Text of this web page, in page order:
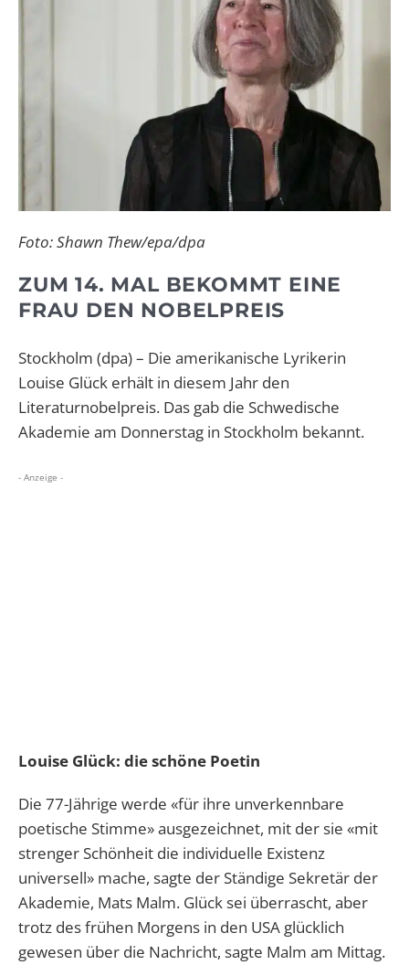
Foto: Shawn Thew/epa/dpa
ZUM 14. MAL BEKOMMT EINE
FRAU DEN NOBELPREIS
Stockholm (dpa) – Die amerikanische Lyrikerin
Louise Glück erhält in diesem Jahr den
Literaturnobelpreis. Das gab die Schwedische
Akademie am Donnerstag in Stockholm bekannt.
- Anzeige -
Louise Glück: die schöne Poetin
Die 77-Jährige werde «für ihre unverkennbare
poetische Stimme» ausgezeichnet, mit der sie «mit
strenger Schönheit die individuelle Existenz
universell» mache, sagte der Ständige Sekretär der
Akademie, Mats Malm. Glück sei überrascht, aber
trotz des frühen Morgens in den USA glücklich
gewesen über die Nachricht, sagte Malm am Mittag.